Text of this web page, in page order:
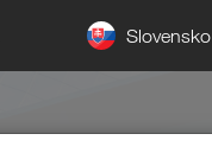
Slovensko